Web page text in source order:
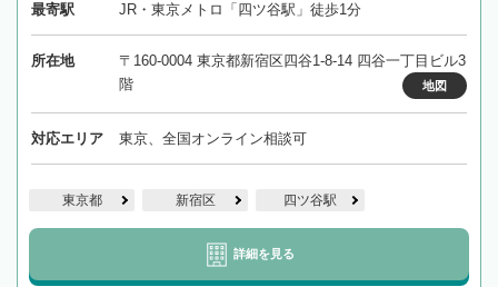
最寄駅 JR・東京メトロ「四ツ谷駅」徒歩1分
所在地
〒160-0004 東京都新宿区四谷1-8-14 四谷一丁目ビル3
階
地図
対応エリア 東京、全国オンライン相談可
東京都 新宿区 四ツ谷駅
詳細を見る